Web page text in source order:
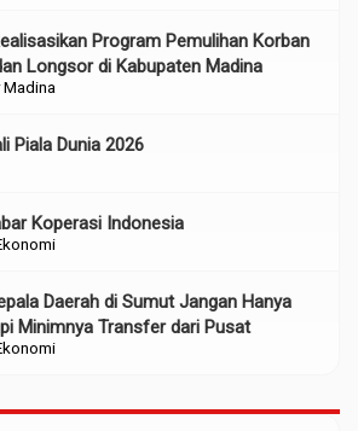
Program Pemulihan Korban
Longsor di Kabupaten Madina
Piala Dunia 2026
Koperasi Indonesia
Daerah di Sumut Jangan Hanya
Minimnya Transfer dari Pusat